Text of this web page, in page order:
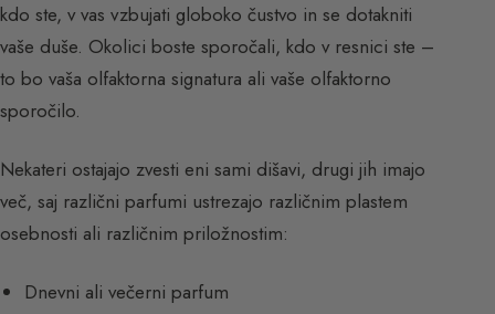
kdo ste, v vas vzbujati globoko čustvo in se dotakniti
vaše duše. Okolici boste sporočali, kdo v resnici ste –
to bo vaša olfaktorna signatura ali vaše olfaktorno
sporočilo.
Nekateri ostajajo zvesti eni sami dišavi, drugi jih imajo
več, saj različni parfumi ustrezajo različnim plastem
osebnosti ali različnim priložnostim:
Dnevni ali večerni parfum